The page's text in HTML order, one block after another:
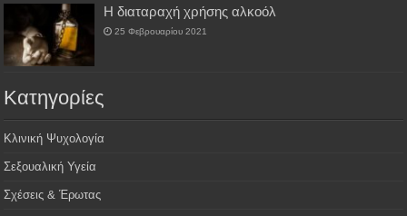
H διαταραχή χρήσης αλκοόλ
25 Φεβρουαρίου 2021
Kατηγορίες
Κλινική Ψυχολογία
Σεξουαλική Υγεία
Σχέσεις & Έρωτας